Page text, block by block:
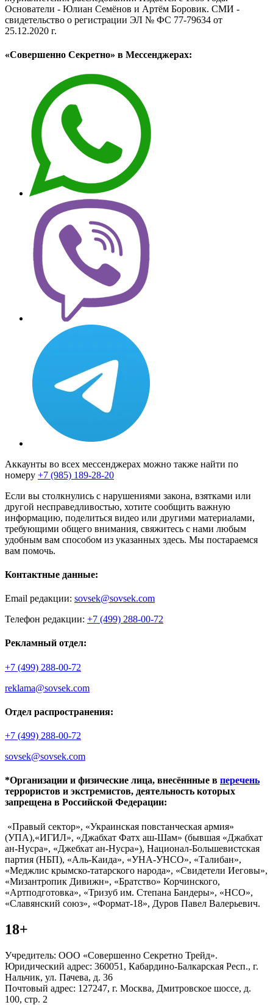
Основатели - Юлиан Семёнов и Артём Боровик. CМИ -
свидетельство о регистрации ЭЛ № ФС 77-79634 от
25.12.2020 г.
«Совершенно Секретно» в Мессенджерах:
Аккаунты во всех мессенджерах можно также найти по
номеру +7 (985) 189-28-20
Если вы столкнулись с нарушениями закона, взятками или
другой несправедливостью, хотите сообщить важную
информацию, поделиться видео или другими материалами,
требующими общего внимания, свяжитесь с нами любым
удобным вам способом из указанных здесь. Мы постараемся
вам помочь.
Контактные данные:
Email редакции: sovsek@sovsek.com
Телефон редакции: +7 (499) 288-00-72
Рекламный отдел:
+7 (499) 288-00-72
reklama@sovsek.com
Отдел распространения:
+7 (499) 288-00-72
sovsek@sovsek.com
*Организации и физические лица, внесённные в перечень
террористов и экстремистов, деятельность которых
запрещена в Российской Федерации:
«Правый сектор», «Украинская повстанческая армия»
(УПА),«ИГИЛ», «Джабхат Фатх аш-Шам» (бывшая «Джабхат
ан-Нусра», «Джебхат ан-Нусра»), Национал-Большевистская
партия (НБП), «Аль-Каида», «УНА-УНСО», «Талибан»,
«Меджлис крымско-татарского народа», «Свидетели Иеговы»,
«Мизантропик Дивижн», «Братство» Корчинского,
«Артподготовка», «Тризуб им. Степана Бандеры», «НСО»,
«Славянский союз», «Формат-18», Дуров Павел Валерьевич.
18+
Учредитель: ООО «Совершенно Секретно Трейд».
Юридический адрес: 360051, Кабардино-Балкарская Респ., г.
Нальчик, ул. Пачева, д. 36
Почтовый адрес: 127247, г. Москва, Дмитровское шоссе, д.
100, стр. 2